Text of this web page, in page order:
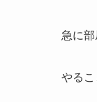
急に
やるこ